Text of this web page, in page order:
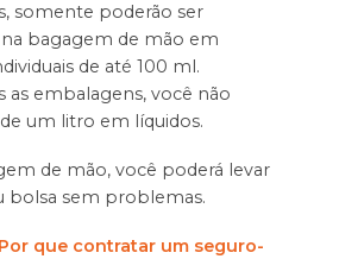
somente poderão ser
bagagem de mão em
de até 100 ml.
as embalagens, você não
um litro em líquidos.
de mão, você poderá levar
bolsa sem problemas.
Por que contratar um seguro-